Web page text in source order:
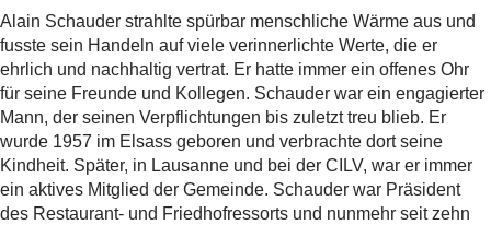
Alain Schauder strahlte spürbar menschliche Wärme aus und
fusste sein Handeln auf viele verinnerlichte Werte, die er
ehrlich und nachhaltig vertrat. Er hatte immer ein offenes Ohr
für seine Freunde und Kollegen. Schauder war ein engagierter
Mann, der seinen Verpflichtungen bis zuletzt treu blieb. Er
wurde 1957 im Elsass geboren und verbrachte dort seine
Kindheit. Später, in Lausanne und bei der CILV, war er immer
ein aktives Mitglied der Gemeinde. Schauder war Präsident
des Restaurant- und Friedhofressorts und nunmehr seit zehn